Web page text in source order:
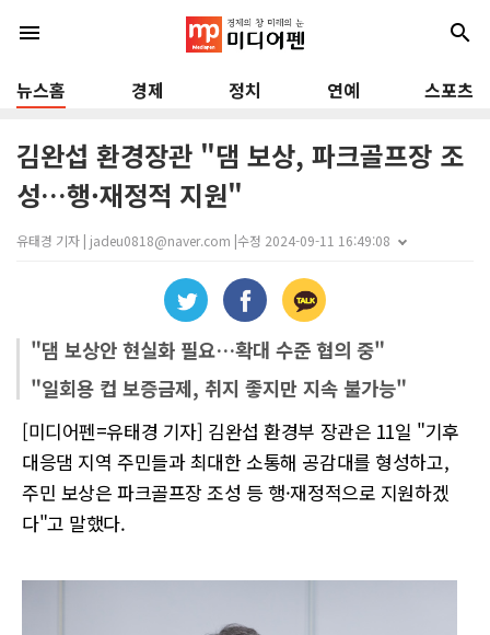
menu search
뉴스홈 경제 정치 연예 스포츠
김완섭 환경장관 "댐 보상, 파크골프장 조
성…행·재정적 지원"
유태경 기자 | jadeu0818@naver.com |수정 2024-09-11 16:49:08
"댐 보상안 현실화 필요…확대 수준 협의 중"
"일회용 컵 보증금제, 취지 좋지만 지속 불가능"
[미디어펜=유태경 기자] 김완섭 환경부 장관은 11일 "기후
대응댐 지역 주민들과 최대한 소통해 공감대를 형성하고,
주민 보상은 파크골프장 조성 등 행·재정적으로 지원하겠
다"고 말했다.